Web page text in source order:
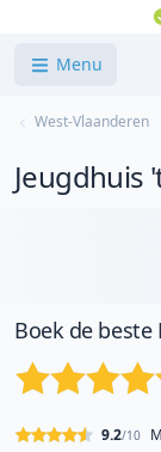
Menu
West-Vlaanderen
Jeugdhuis
Boek de beste
9.2/10